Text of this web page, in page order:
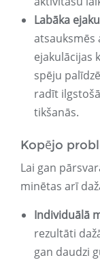
Labāka
atsauksmēs
ejakulācijas
spēju
radīt
tikšanās.
Kopējo
Lai gan
minētas arī
Individuālā
rezultāti
gan daudzi